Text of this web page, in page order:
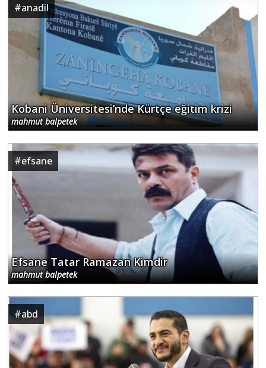
#anadil
Kobani Üniversitesi’nde Kürtçe eğitim krizi
mahmut balpetek
#efsane
Efsane Tatar Ramazan Kimdir
mahmut balpetek
#abd